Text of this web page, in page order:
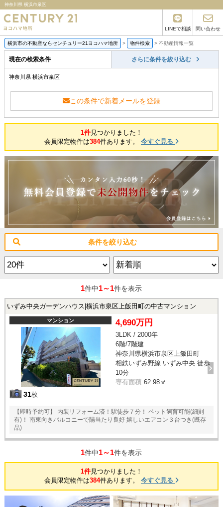
神奈川県 横浜市泉区
LINEで相談 問い合わせ
横浜市の不動産ならセンチュリー21ヨコハマ地所 > 物件検索 > 不動産情報一覧
現在の検索条件 さらに条件を絞り込む
神奈川県 横浜市泉区
この条件で新着メールを登録
1件見つかりました！
会員限定物件は384件あります。 今すぐ見る
条件を絞り込む
1件中1～1件を表示
いずみ中央ガーデンハウス|横浜市泉区上飯田町の中古マンション
マンション
31枚
4,690万円
3LDK / 2000年
6階/7階建
神奈川県横浜市泉区上飯田町
相鉄いずみ野線 いずみ中央 徒歩
10分
専有面積 62.98㎡
【即時予約可】 内装リフォーム済！駅徒歩７分！ ペット飼育可能(細則
有)！ 南東向きバルコニーで陽当たり良好 嬉しいエアコン３台つき(既存
品)
1件中1～1件を表示
1件見つかりました！
会員限定物件は384件あります。 今すぐ見る